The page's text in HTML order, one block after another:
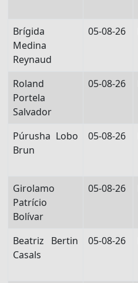
Brígida
Medina
Reynaud
05-08-26
Roland
Portela
Salvador
05-08-26
Púrusha Lobo
Brun
05-08-26
Girolamo
Patrício
Bolívar
05-08-26
Beatriz Bertin
Casals
05-08-26